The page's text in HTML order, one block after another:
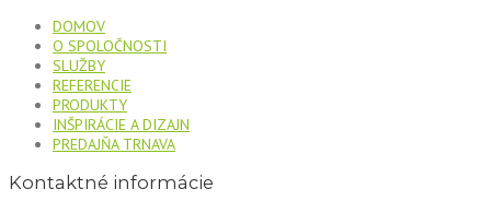
DOMOV
O SPOLOČNOSTI
SLUŽBY
REFERENCIE
PRODUKTY
INŠPIRÁCIE A DIZAJN
PREDAJŇA TRNAVA
Kontaktné informácie